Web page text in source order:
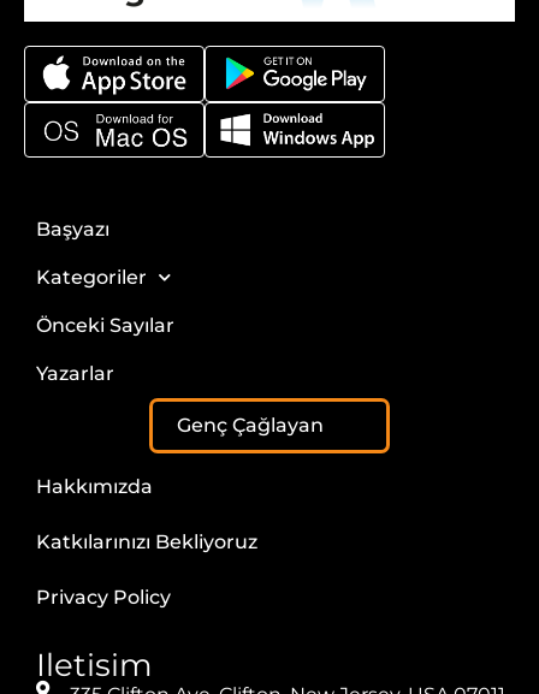
Başyazı
Kategoriler
Önceki Sayılar
Yazarlar
Genç Çağlayan
Hakkımızda
Katkılarınızı Bekliyoruz
Privacy Policy
Iletisim